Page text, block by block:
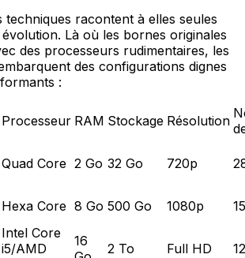
techniques racontent à elles seules
évolution. Là où les bornes originales
des processeurs rudimentaires, les
des configurations dignes
:
Processeur RAM Stockage Résolution
Quad Core 2 Go 32 Go 720p
Hexa Core 8 Go 500 Go 1080p
Intel Core
i5/AMD
16
2 To Full HD